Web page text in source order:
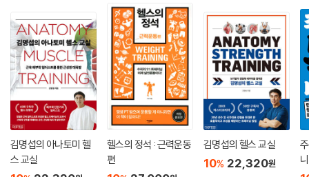
김명섭의 아나토미 헬
스 교실
헬스의 정석 : 근력운동
편
김명섭의 헬스 교실
10% 22,320원